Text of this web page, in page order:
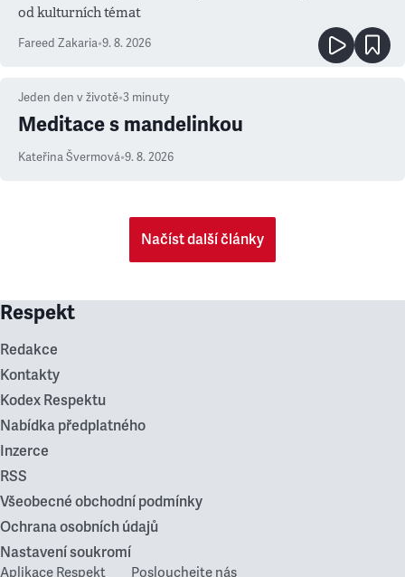
od kulturních témat
Fareed Zakaria•9. 8. 2026
Jeden den v životě•3 minuty
Meditace s mandelinkou
Kateřina Švermová•9. 8. 2026
Načíst další články
Respekt
Redakce
Kontakty
Kodex Respektu
Nabídka předplatného
Inzerce
RSS
Všeobecné obchodní podmínky
Ochrana osobních údajů
Nastavení soukromí
Aplikace Respekt Poslouchejte nás